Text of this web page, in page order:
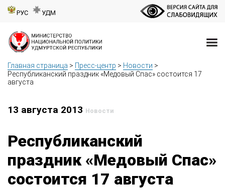
РУС УДМ
Главная страница > Пресс-центр > Новости >
Республиканский праздник «Медовый Спас» состоится 17
августа
13 августа 2013 Новости
Республиканский
праздник «Медовый Спас»
состоится 17 августа